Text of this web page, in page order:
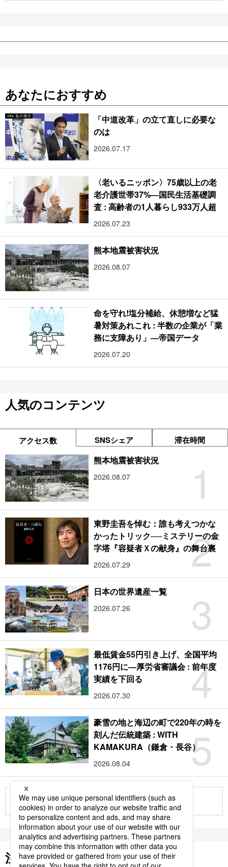
あなたにおすすめ
「中道改革」の立て直しに必要な
のは
2026.07.17
〈老いるニッポン〉75歳以上の老
老介護世帯37%―国民生活基礎調
査 : 高齢者の1人暮らし933万人超
2026.07.23
熊本地震被害状況
2026.08.07
命を守れ!塩分補給、休憩増など猛
暑対策あれこれ : 半数の企業が「業
務に支障あり」―帝国データ
2026.07.20
人気のコンテンツ
アクセス数 SNSシェア 滞在時間
1
熊本地震被害状況
2026.08.07
2
東野圭吾を悼む：誰も考えつかな
かったトリック──ミステリーの金
字塔『容疑者Ｘの献身』の舞台裏
2026.07.29
3
日本の世界遺産一覧
2026.07.26
4
最低賃金55円引き上げ、全国平均
1176円に―厚労省審議会 : 前年度
実績を下回る
2026.07.30
5
豪雪の地と海辺の町で220年の時を
刻んだ伝統建築 : WITH
KAMAKURA（鎌倉・長谷）
2026.08.04
もっと見る
注目のキーワード